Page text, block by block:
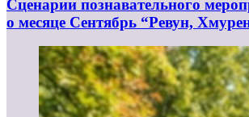
Сценарии познавательного
о месяце Сентябрь “Ревун,